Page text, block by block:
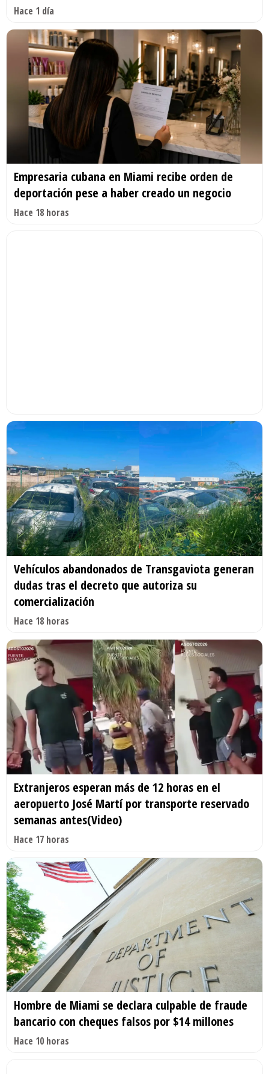
Hace 1 día
Empresaria cubana en Miami recibe orden de
deportación pese a haber creado un negocio
Hace 18 horas
Vehículos abandonados de Transgaviota generan
dudas tras el decreto que autoriza su
comercialización
Hace 18 horas
Extranjeros esperan más de 12 horas en el
aeropuerto José Martí por transporte reservado
semanas antes(Video)
Hace 17 horas
Hombre de Miami se declara culpable de fraude
bancario con cheques falsos por $14 millones
Hace 10 horas